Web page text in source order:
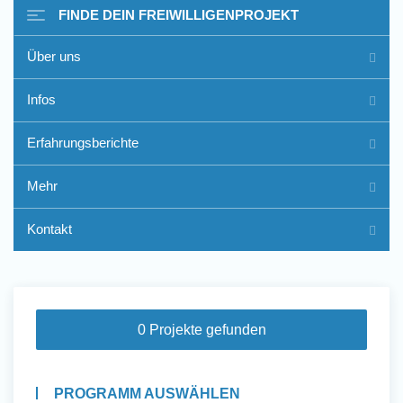
Freiwilligenarbeit im Ausland
- Erfahrungsberichte
FINDE DEIN FREIWILLIGENPROJEKT
Über uns
Infos
Erfahrungsberichte
Mehr
Kontakt
0 Projekte gefunden
PROGRAMM AUSWÄHLEN